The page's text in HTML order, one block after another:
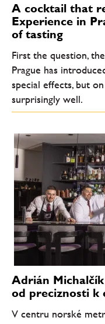
A cocktail that
Experience in
of tasting
First the question,
Prague has
special effects, but
surprisingly well.
Adrián
od preciznosti k
V centru norské